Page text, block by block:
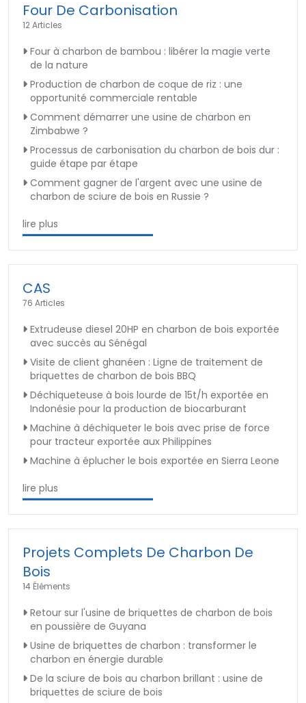
Four De Carbonisation
12 Articles
Four à charbon de bambou : libérer la magie verte
de la nature
Production de charbon de coque de riz : une
opportunité commerciale rentable
Comment démarrer une usine de charbon en
Zimbabwe ?
Processus de carbonisation du charbon de bois dur :
guide étape par étape
Comment gagner de l'argent avec une usine de
charbon de sciure de bois en Russie ?
lire plus
CAS
76 Articles
Extrudeuse diesel 20HP en charbon de bois exportée
avec succès au Sénégal
Visite de client ghanéen : Ligne de traitement de
briquettes de charbon de bois BBQ
Déchiqueteuse à bois lourde de 15t/h exportée en
Indonésie pour la production de biocarburant
Machine à déchiqueter le bois avec prise de force
pour tracteur exportée aux Philippines
Machine à éplucher le bois exportée en Sierra Leone
lire plus
Projets Complets De Charbon De
Bois
14 Éléments
Retour sur l'usine de briquettes de charbon de bois
en poussière de Guyana
Usine de briquettes de charbon : transformer le
charbon en énergie durable
De la sciure de bois au charbon brillant : usine de
briquettes de sciure de bois